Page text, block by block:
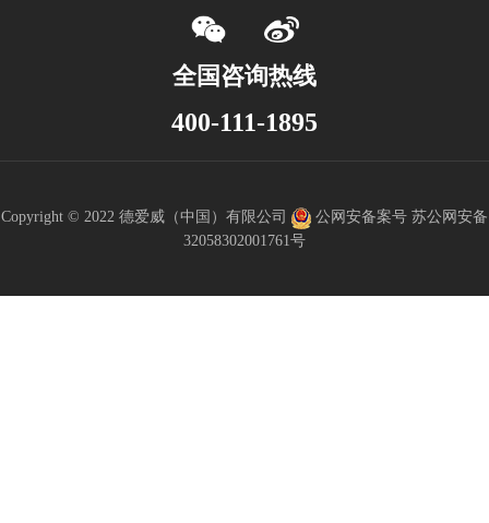
全国咨询热线
400-111-1895
Copyright © 2022 德爱威（中国）有限公司
公网安备案号 苏公网安备
32058302001761号